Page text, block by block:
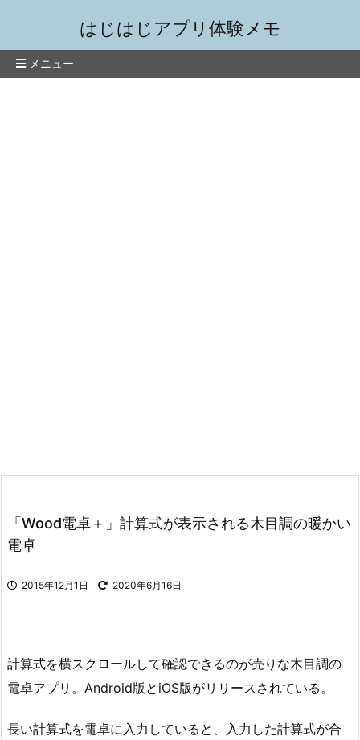
はじはじアプリ体験メモ
メニュー
「Wood電卓＋」計算式が表示される木目調の暖かい
電卓
2015年12月1日 2020年6月16日
計算式を横スクロールして確認できるのが売りな木目調の
電卓アプリ。Android版とiOS版がリリースされている。
長い計算式を電卓に入力していると、入力した計算式が合